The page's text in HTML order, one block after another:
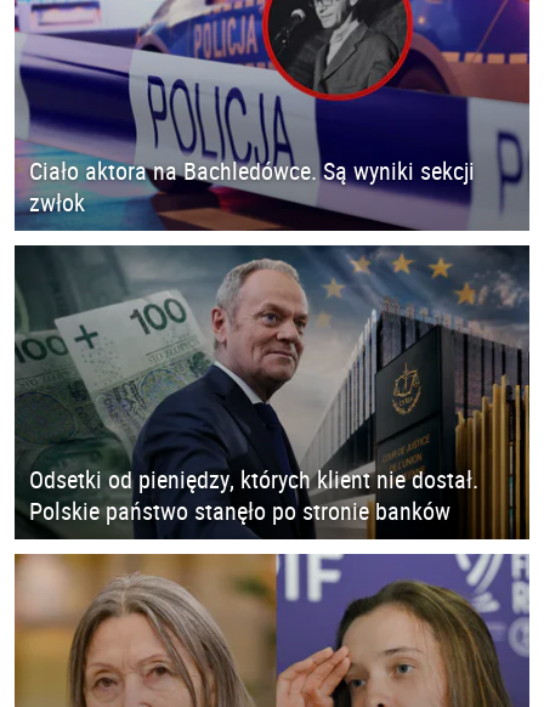
Ciało aktora na Bachledówce. Są wyniki sekcji
zwłok
Odsetki od pieniędzy, których klient nie dostał.
Polskie państwo stanęło po stronie banków